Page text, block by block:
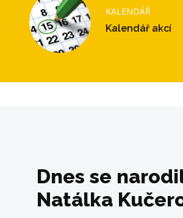
KALENDÁŘ
Kalendář akcí
Dnes se
Natálka